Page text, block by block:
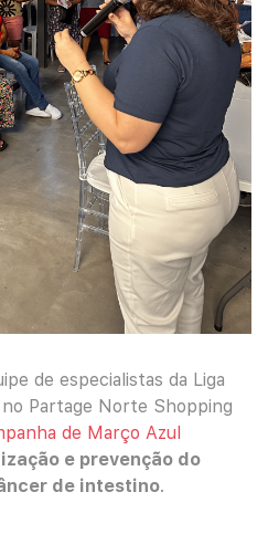
de especialistas da Liga
Partage Norte Shopping
de Março Azul
e prevenção do
de intestino.